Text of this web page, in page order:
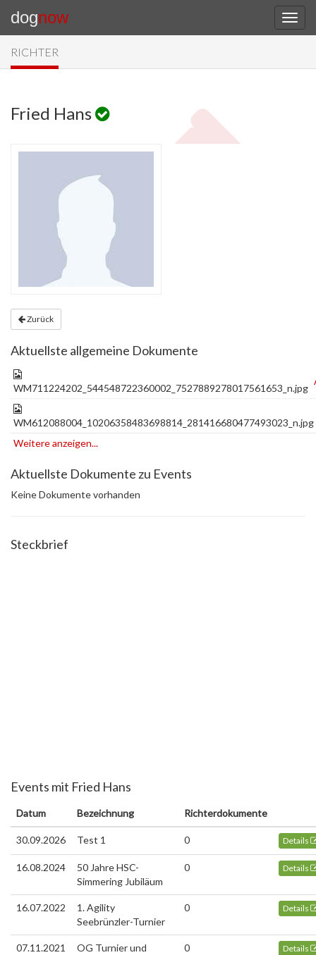
dognow
RICHTER
Fried Hans
Zurück
Aktuellste allgemeine Dokumente
WM711224202_544548722360002_7527889278017561653_n.jpg
WM612088004_10206358483698814_281416680477493023_n.jpg
Weitere anzeigen...
Aktuellste Dokumente zu Events
Keine Dokumente vorhanden
Steckbrief
Events mit Fried Hans
Datum Bezeichnung Richterdokumente
30.09.2026 Test 1 0 Details
16.08.2024
50 Jahre HSC-
Simmering Jubiläum
0 Details
16.07.2022
1. Agility
Seebrünzler-Turnier
0 Details
07.11.2021
OG Turnier und
0 Details